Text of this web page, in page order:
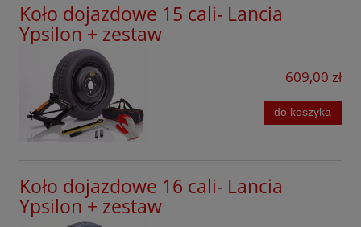
Koło dojazdowe 15 cali- Lancia
Ypsilon + zestaw
609,00 zł
do koszyka
Koło dojazdowe 16 cali- Lancia
Ypsilon + zestaw